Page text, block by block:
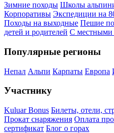
Зимние походы Школы
Корпоративы Экспедиции на
Походы на выходные Пешие
детей и родителей С местными
Популярные регионы
Непал Альпи Карпаты Европа
Участнику
Kuluar Bonus Билеты, отели,
Прокат снаряжения Оплата
сертификат Блог о горах